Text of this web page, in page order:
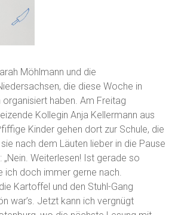
Möhlmann und die
die diese Woche in
haben. Am Freitag
Kollegin Anja Kellermann aus
Kinder gehen dort zur Schule, die
nach dem Läuten lieber in die Pause
Weiterlesen! Ist gerade so
ich doch immer gerne nach.
Kartoffel und den Stuhl-Gang
war’s. Jetzt kann ich vergnügt